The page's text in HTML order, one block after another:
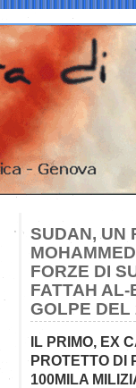
SUDAN, UN
FORZE DI
FATTAH AL-
GOLPE DEL
IL PRIMO, EX
PROTETTO DI
100MILA